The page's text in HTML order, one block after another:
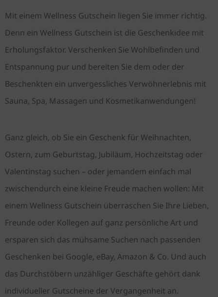
Mit einem Wellness Gutschein liegen Sie immer richtig.
Denn ein Wellness Gutschein ist die Geschenkidee mit
Erholungsfaktor. Verschenken Sie Wohlbefinden und
Entspannung pur und bereiten Sie dem oder der
Beschenkten ein unvergessliches Verwöhnerlebnis mit
Sauna, Spa, Massagen und Kosmetikanwendungen!
Ganz gleich, ob Sie ein Geschenk für Weihnachten,
Ostern, zum Geburtstag, Jubiläum, Hochzeitstag oder
Valentinstag suchen – oder jemandem einfach mal
zwischendurch eine kleine Freude machen wollen: Mit
einem Wellness Gutschein überraschen Sie Ihre Lieben,
Freunde oder Kollegen auf ganz persönliche Art und
ersparen sich das mühsame Suchen nach passenden
Geschenken bei Google, eBay, Amazon & Co. Und auch
das Durchstöbern unzähliger Geschäfte gehört dank
individueller Gutscheine der Vergangenheit an.